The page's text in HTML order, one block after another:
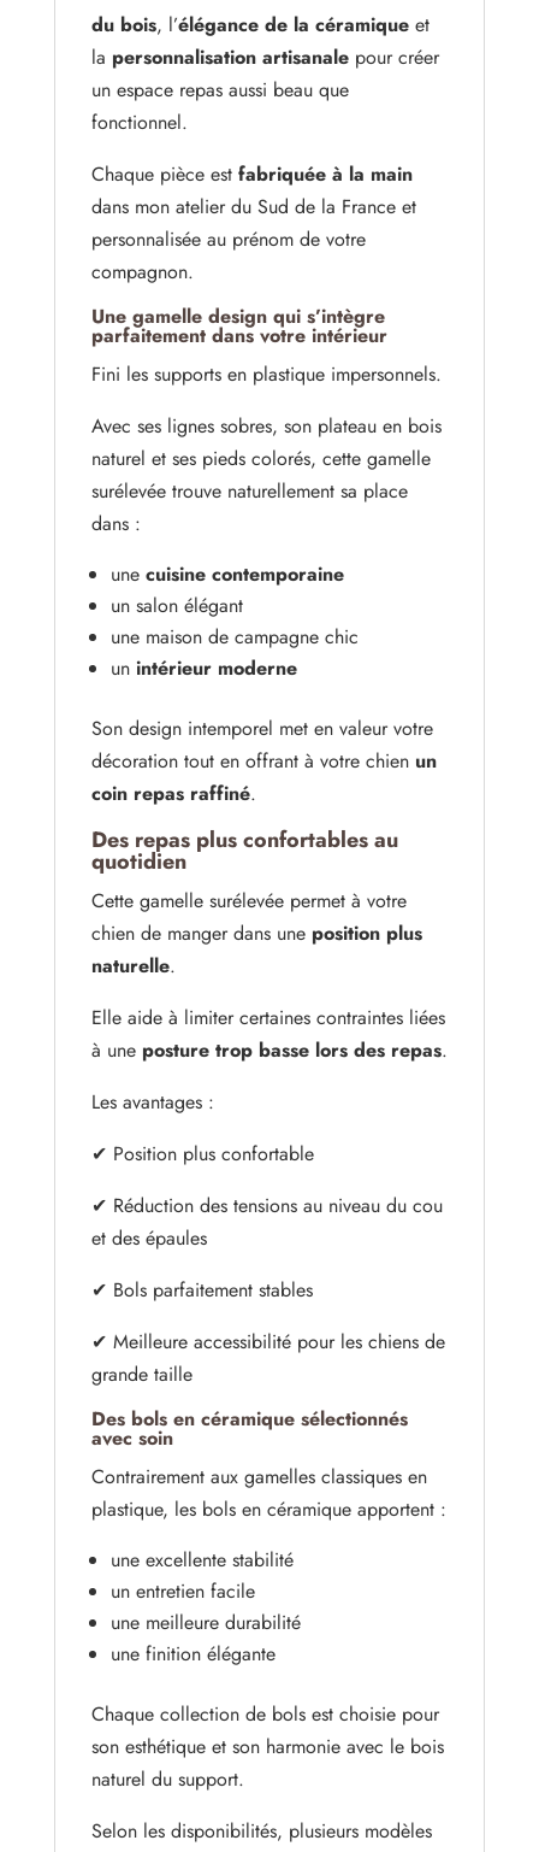
du bois, l’élégance de la céramiqueet
la personnalisation artisanalepour créer
un espace repas aussi beau que
fonctionnel.
Chaque pièce est fabriquée à la main
dans mon atelier du Sud de la France et
personnalisée au prénom de votre
compagnon.
Une gamelle design qui s’intègre
parfaitement dans votre intérieur
Fini les supports en plastique impersonnels.
Avec ses lignes sobres, son plateau en bois
naturel et ses pieds colorés, cette gamelle
surélevée trouve naturellement sa place
dans :
une cuisine contemporaine
un salon élégant
une maison de campagne chic
un intérieur moderne
Son design intemporel met en valeur votre
décoration tout en offrant à votre chien un
coin repas raffiné.
Des repas plus confortables au
quotidien
Cette gamelle surélevée permet à votre
chien de manger dans une position plus
naturelle.
Elle aide à limiter certaines contraintes liées
à uneposture trop basse lors des repas.
Les avantages :
✔ Position plus confortable
✔ Réduction des tensions au niveau du cou
et des épaules
✔ Bols parfaitement stables
✔ Meilleure accessibilité pour les chiens de
grande taille
Des bols en céramique sélectionnés
avec soin
Contrairement aux gamelles classiques en
plastique, les bols en céramique apportent :
une excellente stabilité
un entretien facile
une meilleure durabilité
une finition élégante
Chaque collection de bols est choisie pour
son esthétique et son harmonie avec le bois
naturel du support.
Selon les disponibilités, plusieurs modèles